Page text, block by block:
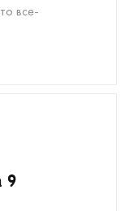
все-
9